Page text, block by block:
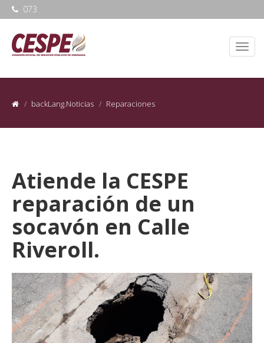
073
backLang.Noticias Reparaciones
Atiende la CESPE
reparación de un
socavón en Calle
Riveroll.